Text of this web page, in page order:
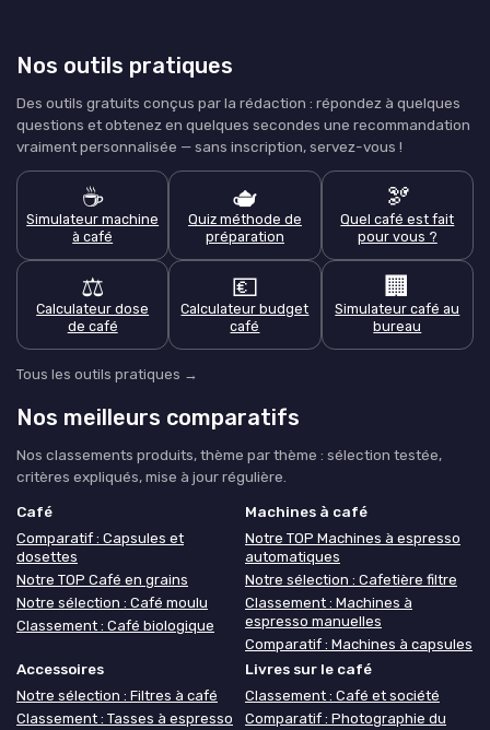
Nos outils pratiques
Des outils gratuits conçus par la rédaction : répondez à quelques
questions et obtenez en quelques secondes une recommandation
vraiment personnalisée — sans inscription, servez-vous !
☕
Simulateur machine
à café
🫖
Quiz méthode de
préparation
🫘
Quel café est fait
pour vous ?
⚖️
Calculateur dose
de café
💶
Calculateur budget
café
🏢
Simulateur café au
bureau
Tous les outils pratiques →
Nos meilleurs comparatifs
Nos classements produits, thème par thème : sélection testée,
critères expliqués, mise à jour régulière.
Café
Comparatif : Capsules et
dosettes
Notre TOP Café en grains
Notre sélection : Café moulu
Classement : Café biologique
Machines à café
Notre TOP Machines à espresso
automatiques
Notre sélection : Cafetière filtre
Classement : Machines à
espresso manuelles
Comparatif : Machines à capsules
Accessoires
Notre sélection : Filtres à café
Classement : Tasses à espresso
Livres sur le café
Classement : Café et société
Comparatif : Photographie du